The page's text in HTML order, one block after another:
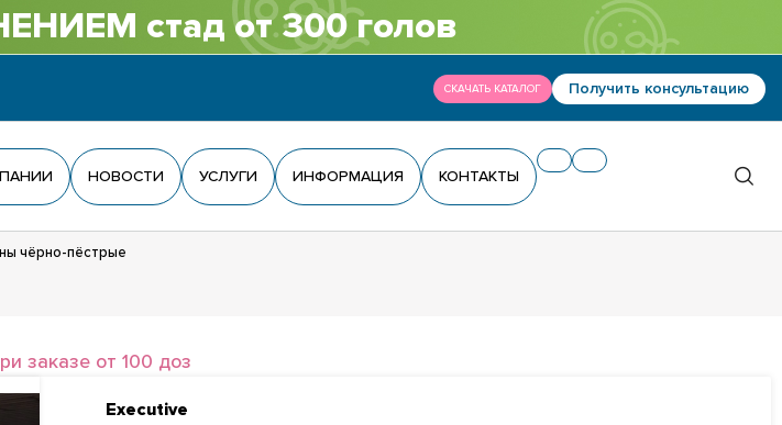
стад от 300 голов
СКАЧАТЬ КАТАЛОГ Получить консультацию
НОВОСТИ УСЛУГИ ИНФОРМАЦИЯ КОНТАКТЫ
чёрно-пёстрые
заказе от 100 доз
Executive